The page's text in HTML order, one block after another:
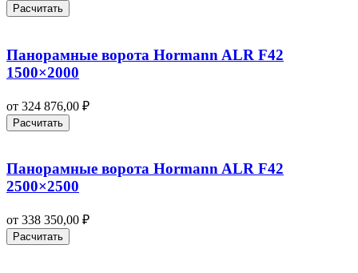
Расчитать
Панорамные ворота Hormann ALR F42
1500×2000
от 324 876,00 ₽
Расчитать
Панорамные ворота Hormann ALR F42
2500×2500
от 338 350,00 ₽
Расчитать